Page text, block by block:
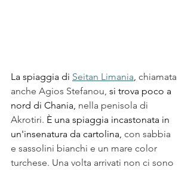
La spiaggia di Seitan Limania, chiamata
anche Agios Stefanou, si trova poco a
nord di Chania, nella penisola di
Akrotiri. È una spiaggia incastonata in
un'insenatura da cartolina, con sabbia
e sassolini bianchi e un mare color
turchese. Una volta arrivati non ci sono